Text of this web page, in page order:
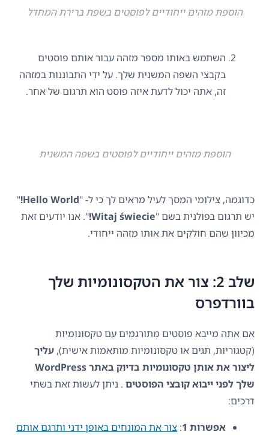
הוספת מזהים ייחודיים לפוסטים בשפת ברירת המחדל
השתמש באותו מספר מזהה עבור אותם פוסטים
בקבצי השפה המשנית שלך. על ידי התבוננות במזהה
זה, אתה יכול לדעת איזה פוסט הוא תרגום של אחר.
הוספת מזהים ייחודיים לפוסטים בשפה המשנית
כדוגמה, צילומי המסך לעיל מראים לך כי ל- "Hello World!
"
יש תרגום בפולנית בשם "Witaj świecie!". אנו יודעים זאת
מכיוון שהם חולקים את אותו מזהה ייחודי.
שלב 2: צור את הטקסונומיות שלך
בוורדפרס
אם אתה מייבא פוסטים מתורגמים עם טקסונומיות
(קטגוריות, תגים או טקסונומיות מותאמות אישית), עליך
ליצור את אותן טקסונומיות בדיוק באתר WordPress
שלך לפני ייבוא ​​קובצי הפוסטים . ניתן לעשות זאת בשתי
דרכים:
אפשרות 1
: צור את המונחים באופן ידני ותרגם אותם